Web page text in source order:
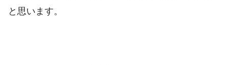
と思います。